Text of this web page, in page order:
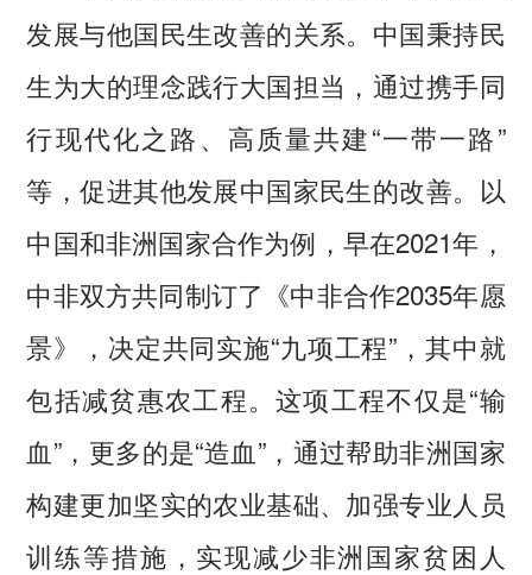
发展与他国民生改善的关系。中国秉持民
生为大的理念践行大国担当，通过携手同
行现代化之路、高质量共建“一带一路”
等，促进其他发展中国家民生的改善。以
中国和非洲国家合作为例，早在2021年，
中非双方共同制订了《中非合作2035年愿
景》，决定共同实施“九项工程”，其中就
包括减贫惠农工程。这项工程不仅是“输
血”，更多的是“造血”，通过帮助非洲国家
构建更加坚实的农业基础、加强专业人员
训练等措施，实现减少非洲国家贫困人